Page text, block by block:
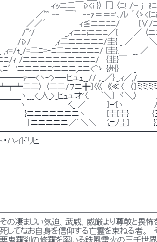
冂 〈ﾆ! /ｰ j　i!ﾆ!ニニ｝｝!ヽ　
‐‐ｧ＝＝='､/ﾚ ´〈ゝ<{ﾆiニ=‐j/
　ｨ≦ニニﾆﾆ/ 　　　{∨/ﾆi／ニニ｝
ィニﾆiニニﾆ／{　 　 ／ 〈ニニニ
ニニニニﾆ/圭{ _ ／　　　＼ニニﾆﾆ
二ニニニニﾆ/ {圭}.　　 __ ／ 　 ＼ﾆ
ニニニニニニニﾆ/　｛韭}￣　 　 　　　
ニニニﾆ'ニニニ,ﾆニ<^ゝ {州｝　　 _　　　　
ｧ─<ヽ‐'>─‐ヒュｭ__// ,._／｝_.ｨ／,/＿＿＿
〈二二/７ニ╋〕巛　《≪〈　〈〕ミミミミミミミ
＿ヽ___<_人_>_ヒｭュ才'〈. 　 ｀＼｝ ヾ＼,〉
　 　 　 　 　 く_ ／ 　 　　}ｰ'{ヽ　　　　　
　 }ニニニニニニニヽ　　 　 {圭{圭}　　　　
　　　　 ｝ニニニニニ／´＼＼　　辷ﾉ圭}　　
ハイドリヒ
その凄まじい気迫、武威、威厳より尊敬と畏
死してなお自身を信仰する亡霊を束ねる者。
悪鬼羅刹の修羅を率いる鉄風雷火の三千世